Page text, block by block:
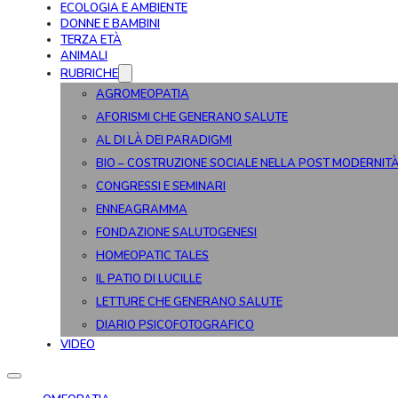
ECOLOGIA E AMBIENTE
DONNE E BAMBINI
TERZA ETÀ
ANIMALI
RUBRICHE
AGROMEOPATIA
AFORISMI CHE GENERANO SALUTE
AL DI LÀ DEI PARADIGMI
BIO – COSTRUZIONE SOCIALE NELLA POST
CONGRESSI E SEMINARI
ENNEAGRAMMA
FONDAZIONE SALUTOGENESI
HOMEOPATIC TALES
IL PATIO DI LUCILLE
LETTURE CHE GENERANO SALUTE
DIARIO PSICOFOTOGRAFICO
VIDEO